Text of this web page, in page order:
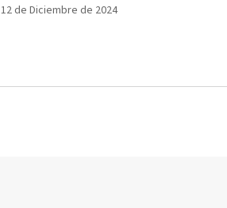
12 de Diciembre de 2024